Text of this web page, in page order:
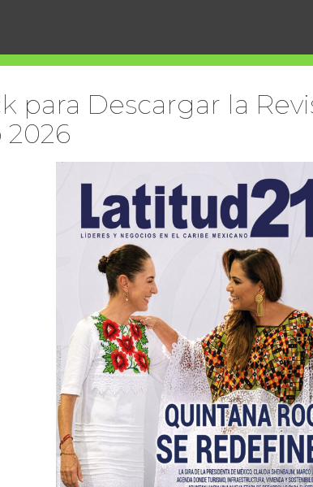
LEGALMENTE
LEGALMENTE DESDE EL TINTERO
para Descargar la
2026